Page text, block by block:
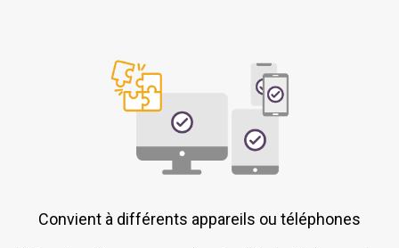
Convient à différents appareils ou téléphones